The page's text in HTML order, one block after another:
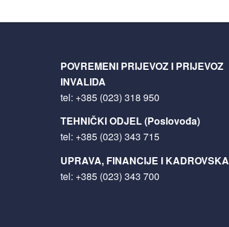
POVREMENI PRIJEVOZ I PRIJEVOZ
INVALIDA
tel: +385 (023) 318 950
TEHNIČKI ODJEL (Poslovođa)
tel: +385 (023) 343 715
UPRAVA, FINANCIJE I KADROVSKA
tel: +385 (023) 343 700